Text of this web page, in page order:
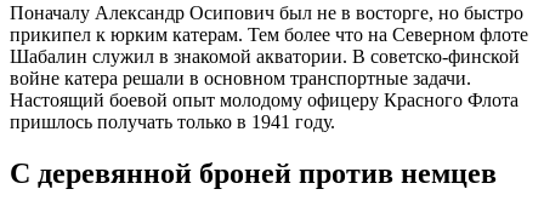
Поначалу Александр Осипович был не в восторге, но быстро
прикипел к юрким катерам. Тем более что на Северном флоте
Шабалин служил в знакомой акватории. В советско-финской
войне катера решали в основном транспортные задачи.
Настоящий боевой опыт молодому офицеру Красного Флота
пришлось получать только в 1941 году.
С деревянной броней против немцев